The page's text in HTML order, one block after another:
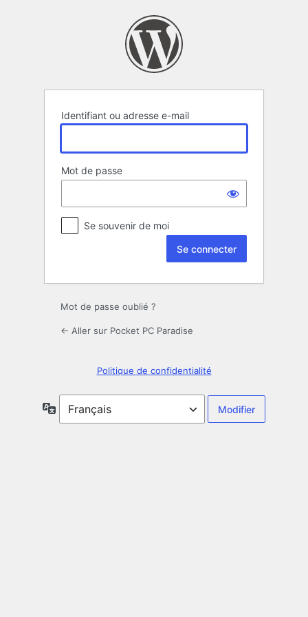
Identifiant ou adresse e-mail
Mot de passe
Se souvenir de moi
Mot de passe oublié ?
← Aller sur Pocket PC Paradise
Politique de confidentialité
Langue